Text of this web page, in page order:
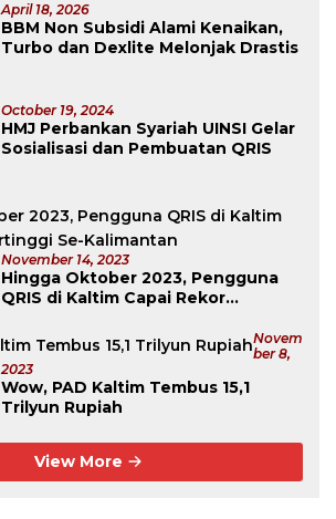
April 18, 2026
BBM Non Subsidi Alami Kenaikan,
Turbo dan Dexlite Melonjak Drastis
October 19, 2024
HMJ Perbankan Syariah UINSI Gelar
Sosialisasi dan Pembuatan QRIS
November 14, 2023
Hingga Oktober 2023, Pengguna
QRIS di Kaltim Capai Rekor
Novem
Ber 8,
2023
Wow, PAD Kaltim Tembus 15,1
Trilyun Rupiah
View More